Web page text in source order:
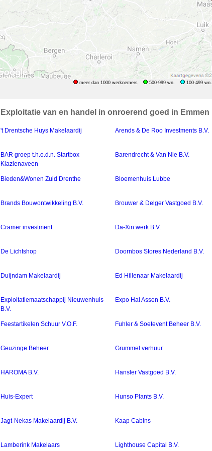
meer dan 1000 werknemers 500-999 wn. 100-499 wn.
Exploitatie van en handel in onroerend goed in Emmen
't Drentsche Huys Makelaardij Arends & De Roo Investments B.V.
BAR groep t.h.o.d.n. Startbox
Klazienaveen
Barendrecht & Van Nie B.V.
Bieden&Wonen Zuid Drenthe Bloemenhuis Lubbe
Brands Bouwontwikkeling B.V. Brouwer & Delger Vastgoed B.V.
Cramer investment Da-Xin werk B.V.
De Lichtshop Doornbos Stores Nederland B.V.
Duijndam Makelaardij Ed Hillenaar Makelaardij
Exploitatiemaatschappij Nieuwenhuis
B.V.
Expo Hal Assen B.V.
Feestartikelen Schuur V.O.F. Fuhler & Soetevent Beheer B.V.
Geuzinge Beheer Grummel verhuur
HAROMA B.V. Hansler Vastgoed B.V.
Huis-Expert Hunso Plants B.V.
Jagt-Nekas Makelaardij B.V. Kaap Cabins
Lamberink Makelaars Lighthouse Capital B.V.